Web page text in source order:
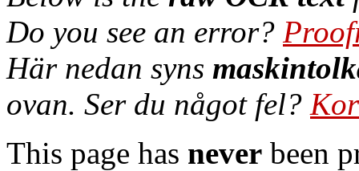
Do you see an error?
Här nedan syns
ovan. Ser du något fel?
This page has never been